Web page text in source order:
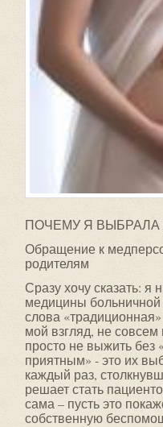
ПОЧЕМУ Я
Обращение к
родителям
Сразу хочу сказать: я
медицины больничной
слова
мой взгляд, не
просто не выжить без
приятным» - это их
каждый раз,
решает стать
сама – пусть это
собственную